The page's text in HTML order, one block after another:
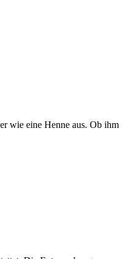
wie eine Henne aus. Ob ihm